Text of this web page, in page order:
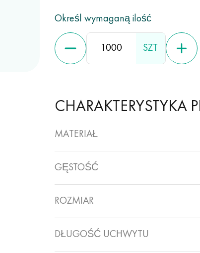
nadaje spunbond
właściwości.
Określ wymaganą ilość
SZT
CHARAKTERYSTYKA
MATERIAŁ
GĘSTOŚĆ
ROZMIAR
DŁUGOŚĆ UCHWYTU